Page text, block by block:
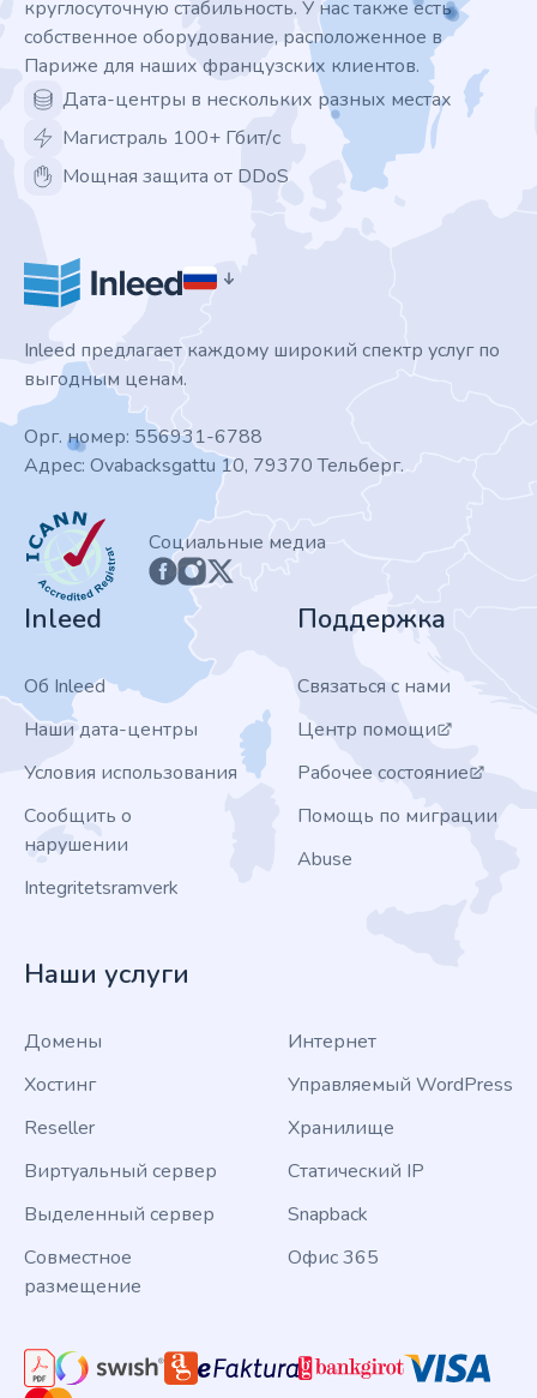
круглосуточную стабильность. У нас также есть
собственное оборудование, расположенное в
Париже для наших французских клиентов.
Дата-центры в нескольких разных местах
Магистраль 100+ Гбит/с
Мощная защита от DDoS
Inleed предлагает каждому широкий спектр услуг по
выгодным ценам.
Орг. номер: 556931-6788
Адрес: Ovabacksgattu 10, 79370 Тельберг.
ICANN
Социальные медиа
Inleed
Об Inleed
Наши дата-центры
Условия использования
Сообщить о
нарушении
Integritetsramverk
Поддержка
Связаться с нами
Центр помощи
Рабочее состояние
Помощь по миграции
Abuse
Наши услуги
Домены
Хостинг
Reseller
Виртуальный сервер
Выделенный сервер
Совместное
размещение
Интернет
Управляемый WordPress
Хранилище
Статический IP
Snapback
Офис 365